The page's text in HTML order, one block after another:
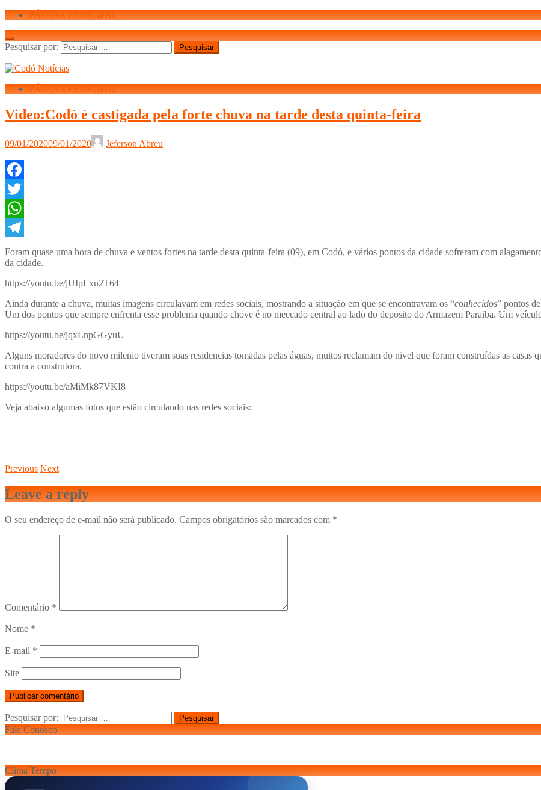
PÁGINA PRINCIPAL
Pesquisar por:
PÁGINA PRINCIPAL
Video:Codó é castigada pela forte chuva na tarde desta quinta-feira
09/01/202009/01/2020 Jeferson Abreu
Facebook
Twitter
WhatsApp
Telegram
Foram quase uma hora de chuva e ventos fortes na tarde desta quinta-feira (09), em Codó, e vários pontos da cidade sofreram com
da cidade.
https://youtu.be/jUIpLxu2T64
Ainda durante a chuva, muitas imagens circulavam em redes sociais, mostrando a situação em que se encontravam os “conhecidos” pontos
Um dos pontos que sempre enfrenta esse problema quando chove é no meecado central ao lado do deposito do Armazem Paraiba. Um
https://youtu.be/jqxLnpGGyuU
Alguns moradores do novo milenio tiveram suas residencias tomadas pelas águas, muitos reclamam do nivel que foram construídas as casas
contra a construtora.
https://youtu.be/aMiMk87VKI8
Veja abaixo algumas fotos que estão circulando nas redes sociais:
Previous Next
Leave a reply
O seu endereço de e-mail não será publicado. Campos obrigatórios são marcados com *
Comentário *
Nome *
E-mail *
Site
Pesquisar por:
Fale Conosco
Clima Tempo